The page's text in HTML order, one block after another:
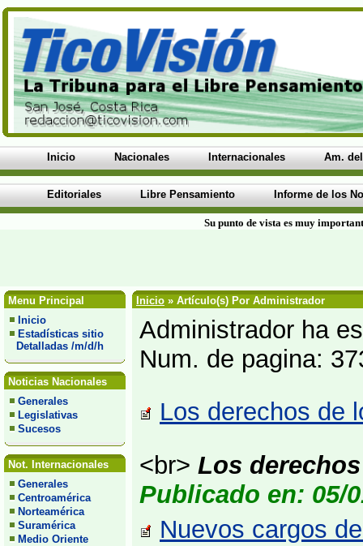
Inicio Nacionales Internacionales Am.
Editoriales Libre Pensamiento Informe de los
Su punto de vista es muy
Menu Principal
Inicio
Estadísticas sitio
Detalladas /m/d/h
Noticias Nacionales
Generales
Legislativas
Sucesos
Not. Internacionales
Generales
Centroamérica
Norteamérica
Suramérica
Medio Oriente
Inicio » Artículo(s) Por Administrador
Administrador ha
Num. de pagina:
Los derechos de
<br> Los
Publicado en: 05/
Nuevos cargos